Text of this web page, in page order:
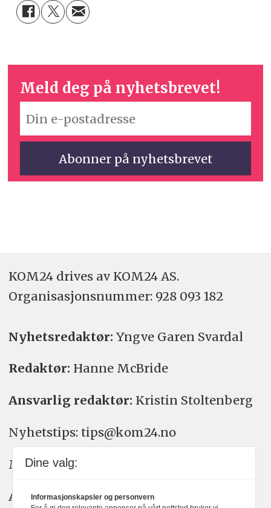
Meld deg på nyhetsbrevet!
KOM24 drives av KOM24 AS.
Organisasjons­nummer: 928 093 182
Nyhetsredaktør: Yngve Garen Svardal
Redaktør: Hanne McBride
Ansvarlig redaktør: Kristin Stoltenberg
Nyhetstips: tips@kom24.no
Meninger: meninger@kom24.no
Annonse: annonse@watchmedia.no
Dine valg:
Informasjonskapsler og personvern